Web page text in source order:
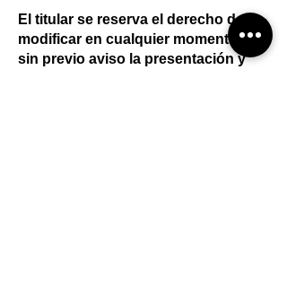
El titular se reserva el derecho de
modificar en cualquier momento y
sin previo aviso la presentación y